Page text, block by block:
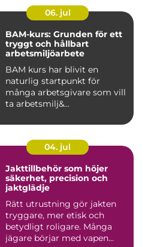
06. jul
BAM-kurs: Grunden för ett
tryggt och hållbart
arbetsmiljöarbete
BAM kurs har blivit en
naturlig startpunkt för
många arbetsgivare som vill
ta arbetsmilj&...
04. jul
Jakttillbehör som höjer
säkerhet, precision och
jaktglädje
Rätt utrustning gör jakten
tryggare, mer etisk och
betydligt roligare. Många
jägare börjar med vapen...